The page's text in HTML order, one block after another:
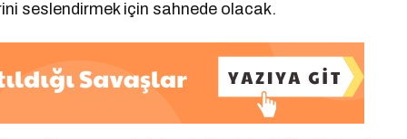
seslendirmek için sahnede olacak.